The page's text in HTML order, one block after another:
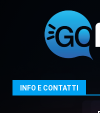
giusta”
8
3
“I
Banda”
INFO E CONTATTI